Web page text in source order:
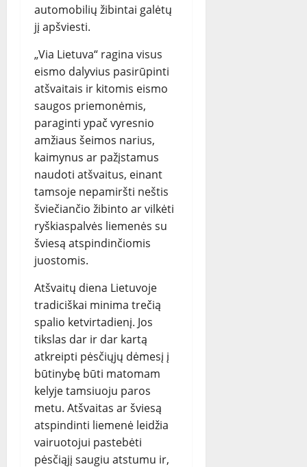
automobilių žibintai galėtų
jį apšviesti.
„Via Lietuva“ ragina visus
eismo dalyvius pasirūpinti
atšvaitais ir kitomis eismo
saugos priemonėmis,
paraginti ypač vyresnio
amžiaus šeimos narius,
kaimynus ar pažįstamus
naudoti atšvaitus, einant
tamsoje nepamiršti neštis
šviečiančio žibinto ar vilkėti
ryškiaspalvės liemenės su
šviesą atspindinčiomis
juostomis.
Atšvaitų diena Lietuvoje
tradiciškai minima trečią
spalio ketvirtadienį. Jos
tikslas dar ir dar kartą
atkreipti pėsčiųjų dėmesį į
būtinybę būti matomam
kelyje tamsiuoju paros
metu. Atšvaitas ar šviesą
atspindinti liemenė leidžia
vairuotojui pastebėti
pėsčiąjį saugiu atstumu ir,